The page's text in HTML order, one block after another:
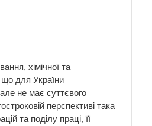
хімічної та
що для України
не має суттєвого
перспективі така
та поділу праці, її